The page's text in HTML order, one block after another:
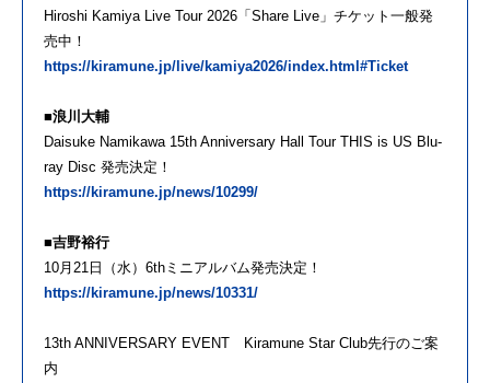
Hiroshi Kamiya Live Tour 2026「Share Live」チケット一般発
売中！
https://kiramune.jp/live/kamiya2026/index.html#Ticket
■浪川大輔
Daisuke Namikawa 15th Anniversary Hall Tour THIS is US Blu-
ray Disc 発売決定！
https://kiramune.jp/news/10299/
■吉野裕行
10月21日（水）6thミニアルバム発売決定！
https://kiramune.jp/news/10331/
13th ANNIVERSARY EVENT Kiramune Star Club先行のご案
内